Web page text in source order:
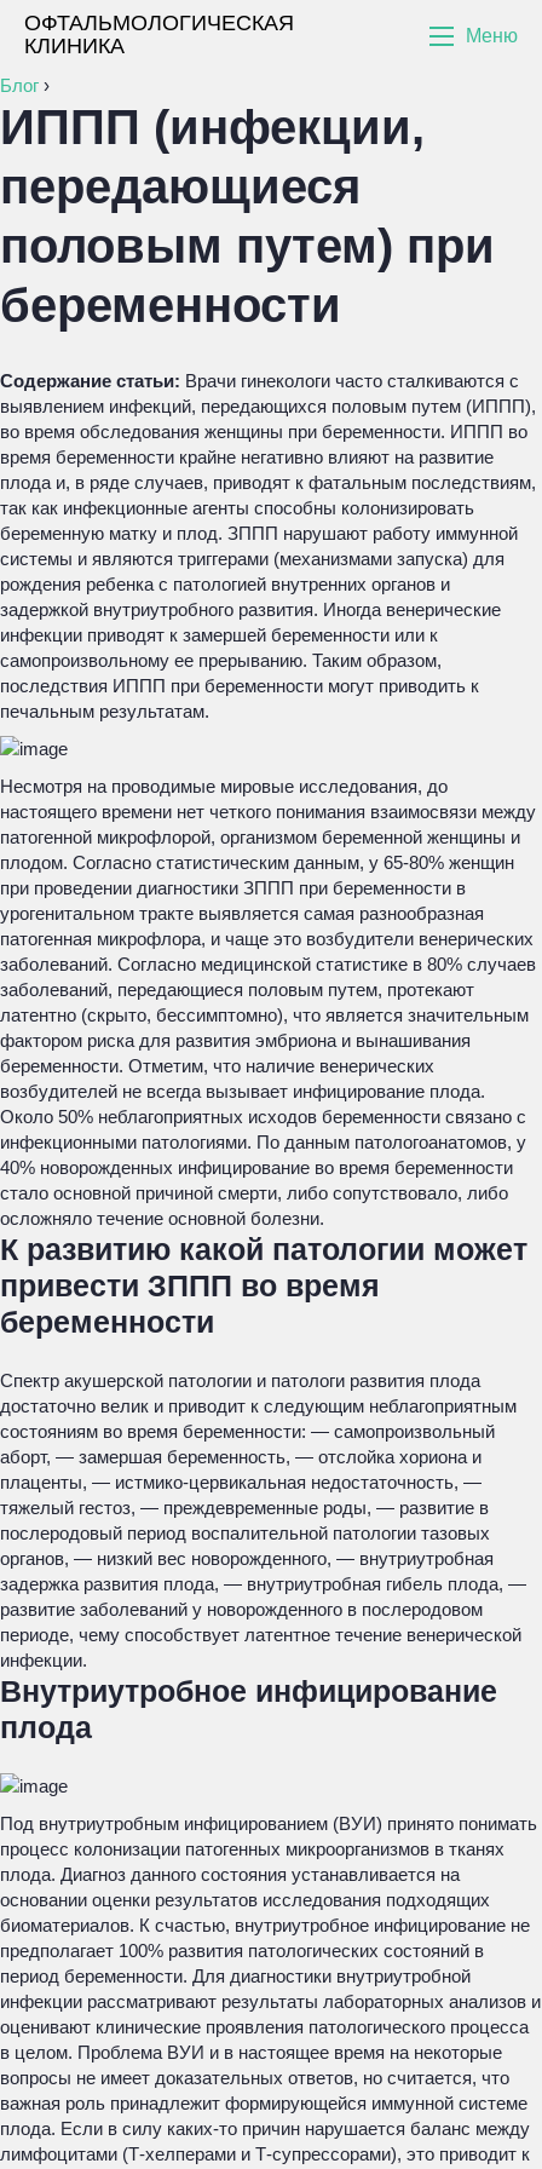
ОФТАЛЬМОЛОГИЧЕСКАЯ
КЛИНИКА
Меню
Блог ›
ИППП (инфекции,
передающиеся
половым путем) при
беременности
Содержание статьи: Врачи гинекологи часто сталкиваются с
выявлением инфекций, передающихся половым путем (ИППП),
во время обследования женщины при беременности. ИППП во
время беременности крайне негативно влияют на развитие
плода и, в ряде случаев, приводят к фатальным последствиям,
так как инфекционные агенты способны колонизировать
беременную матку и плод. ЗППП нарушают работу иммунной
системы и являются триггерами (механизмами запуска) для
рождения ребенка с патологией внутренних органов и
задержкой внутриутробного развития. Иногда венерические
инфекции приводят к замершей беременности или к
самопроизвольному ее прерыванию. Таким образом,
последствия ИППП при беременности могут приводить к
печальным результатам.
Несмотря на проводимые мировые исследования, до
настоящего времени нет четкого понимания взаимосвязи между
патогенной микрофлорой, организмом беременной женщины и
плодом. Согласно статистическим данным, у 65-80% женщин
при проведении диагностики ЗППП при беременности в
урогенитальном тракте выявляется самая разнообразная
патогенная микрофлора, и чаще это возбудители венерических
заболеваний. Согласно медицинской статистике в 80% случаев
заболеваний, передающиеся половым путем, протекают
латентно (скрыто, бессимптомно), что является значительным
фактором риска для развития эмбриона и вынашивания
беременности. Отметим, что наличие венерических
возбудителей не всегда вызывает инфицирование плода.
Около 50% неблагоприятных исходов беременности связано с
инфекционными патологиями. По данным патологоанатомов, у
40% новорожденных инфицирование во время беременности
стало основной причиной смерти, либо сопутствовало, либо
осложняло течение основной болезни.
К развитию какой патологии может
привести ЗППП во время
беременности
Спектр акушерской патологии и патологи развития плода
достаточно велик и приводит к следующим неблагоприятным
состояниям во время беременности: — самопроизвольный
аборт, — замершая беременность, — отслойка хориона и
плаценты, — истмико-цервикальная недостаточность, —
тяжелый гестоз, — преждевременные роды, — развитие в
послеродовый период воспалительной патологии тазовых
органов, — низкий вес новорожденного, — внутриутробная
задержка развития плода, — внутриутробная гибель плода, —
развитие заболеваний у новорожденного в послеродовом
периоде, чему способствует латентное течение венерической
инфекции.
Внутриутробное инфицирование
плода
Под внутриутробным инфицированием (ВУИ) принято понимать
процесс колонизации патогенных микроорганизмов в тканях
плода. Диагноз данного состояния устанавливается на
основании оценки результатов исследования подходящих
биоматериалов. К счастью, внутриутробное инфицирование не
предполагает 100% развития патологических состояний в
период беременности. Для диагностики внутриутробной
инфекции рассматривают результаты лабораторных анализов и
оценивают клинические проявления патологического процесса
в целом. Проблема ВУИ и в настоящее время на некоторые
вопросы не имеет доказательных ответов, но считается, что
важная роль принадлежит формирующейся иммунной системе
плода. Если в силу каких-то причин нарушается баланс между
лимфоцитами (Т-хелперами и Т-супрессорами), это приводит к